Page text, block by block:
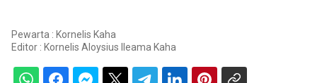
Pewarta : Kornelis Kaha
Editor : Kornelis Aloysius Ileama Kaha